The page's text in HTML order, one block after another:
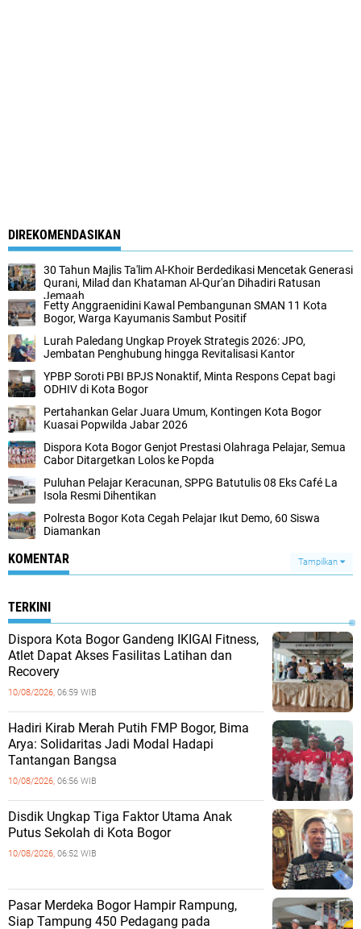
DIREKOMENDASIKAN
30 Tahun Majlis Ta'lim Al-Khoir Berdedikasi Mencetak Generasi
Qurani, Milad dan Khataman Al-Qur'an Dihadiri Ratusan
Jemaah
Fetty Anggraenidini Kawal Pembangunan SMAN 11 Kota
Bogor, Warga Kayumanis Sambut Positif
Lurah Paledang Ungkap Proyek Strategis 2026: JPO,
Jembatan Penghubung hingga Revitalisasi Kantor
YPBP Soroti PBI BPJS Nonaktif, Minta Respons Cepat bagi
ODHIV di Kota Bogor
Pertahankan Gelar Juara Umum, Kontingen Kota Bogor
Kuasai Popwilda Jabar 2026
Dispora Kota Bogor Genjot Prestasi Olahraga Pelajar, Semua
Cabor Ditargetkan Lolos ke Popda
Puluhan Pelajar Keracunan, SPPG Batutulis 08 Eks Café La
Isola Resmi Dihentikan
Polresta Bogor Kota Cegah Pelajar Ikut Demo, 60 Siswa
Diamankan
KOMENTAR Tampilkan
TERKINI
Dispora Kota Bogor Gandeng IKIGAI Fitness,
Atlet Dapat Akses Fasilitas Latihan dan
Recovery
10/08/2026, 06:59 WIB
Hadiri Kirab Merah Putih FMP Bogor, Bima
Arya: Solidaritas Jadi Modal Hadapi
Tantangan Bangsa
10/08/2026, 06:56 WIB
Disdik Ungkap Tiga Faktor Utama Anak
Putus Sekolah di Kota Bogor
10/08/2026, 06:52 WIB
Pasar Merdeka Bogor Hampir Rampung,
Siap Tampung 450 Pedagang pada